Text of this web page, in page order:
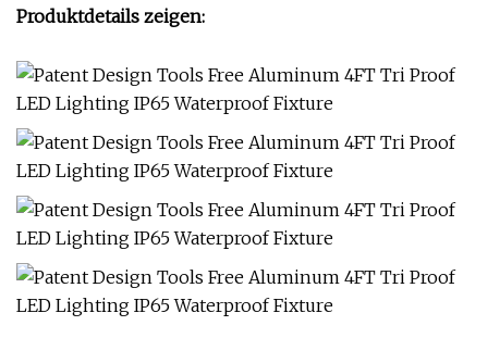
Produktdetails zeigen: